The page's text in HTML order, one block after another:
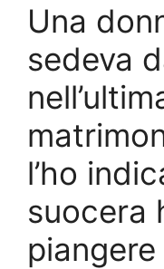
Una
sedeva
l’ho
suocera
piangere